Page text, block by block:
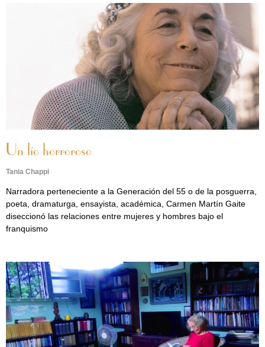
Un lío horroroso
Tania Chappi
Narradora perteneciente a la Generación del 55 o de la posguerra,
poeta, dramaturga, ensayista, académica, Carmen Martín Gaite
diseccionó las relaciones entre mujeres y hombres bajo el
franquismo